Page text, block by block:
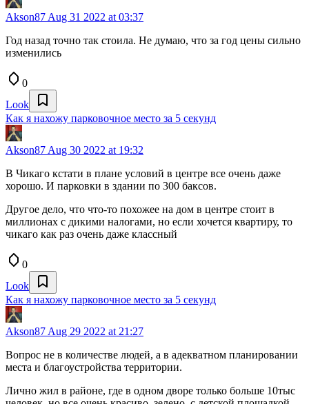
Akson87 Aug 31 2022 at 03:37
Год назад точно так стоила. Не думаю, что за год цены сильно
изменились
0
Look
Как я нахожу парковочное место за 5 секунд
Akson87 Aug 30 2022 at 19:32
В Чикаго кстати в плане условий в центре все очень даже
хорошо. И парковки в здании по 300 баксов.
Другое дело, что что-то похожее на дом в центре стоит в
миллионах с дикими налогами, но если хочется квартиру, то
чикаго как раз очень даже классный
0
Look
Как я нахожу парковочное место за 5 секунд
Akson87 Aug 29 2022 at 21:27
Вопрос не в количестве людей, а в адекватном планировании
места и благоустройства территории.
Лично жил в районе, где в одном дворе только больше 10тыс